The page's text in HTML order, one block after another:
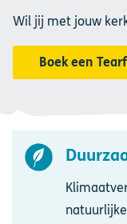
Wil jij met jouw
Boek een
Afbeelding